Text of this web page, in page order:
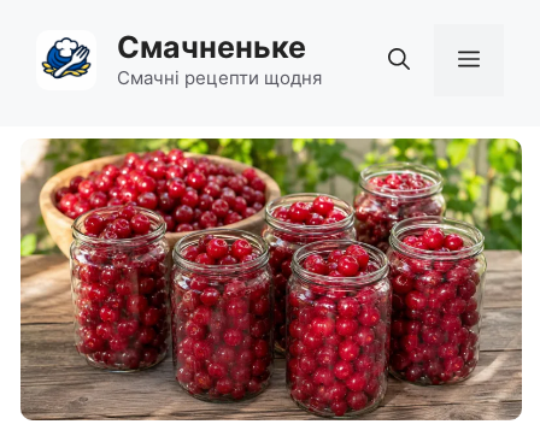
вмісту
Смачненьке
Смачні рецепти щодня